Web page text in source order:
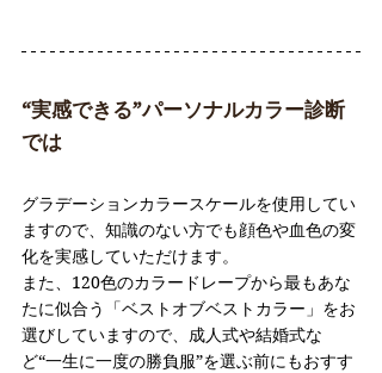
“実感できる”パーソナルカラー診断
では
グラデーションカラースケールを使用してい
ますので、知識のない方でも顔色や血色の変
化を実感していただけます。
また、120色のカラードレープから最もあな
たに似合う「ベストオブベストカラー」をお
選びしていますので、成人式や結婚式な
ど“一生に一度の勝負服”を選ぶ前にもおすす